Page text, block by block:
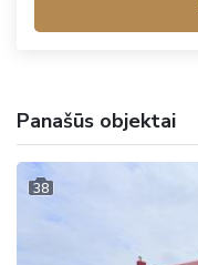
Panašūs objektai
38